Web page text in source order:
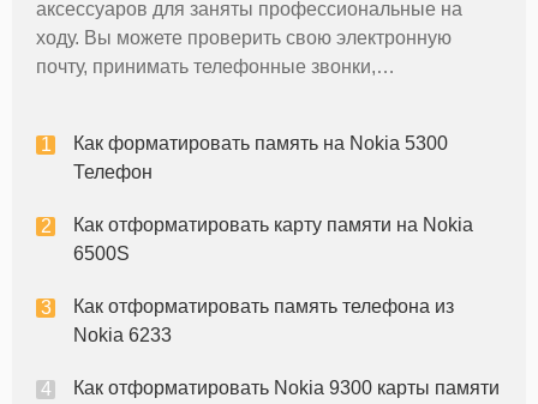
аксессуаров для заняты профессиональные на
ходу. Вы можете проверить свою электронную
почту, принимать телефонные звонки,
момент, когда вы делаете все, что скачивания и
Как форматировать память на Nokia 5300
Телефон
Как отформатировать карту памяти на Nokia
6500S
Как отформатировать память телефона из
Nokia 6233
Как отформатировать Nokia 9300 карты памяти